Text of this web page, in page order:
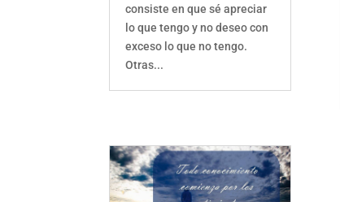
consiste en que sé apreciar
lo que tengo y no deseo con
exceso lo que no tengo.
Otras...